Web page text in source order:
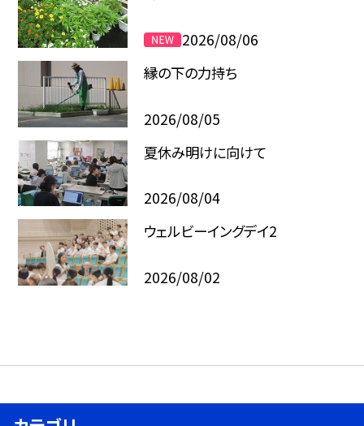
2026/08/06
縁の下の力持ち
2026/08/05
夏休み明けに向けて
2026/08/04
ウェルビーイングデイ2
2026/08/02